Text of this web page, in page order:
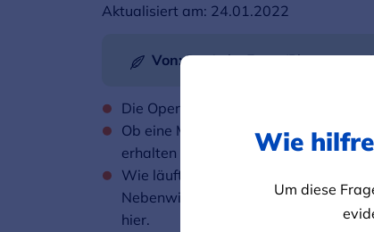
Aktualisiert am: 24.01.2022
Von:Dr. Anke Ernst
Die Operation ist für Patientinnen mit
Ob eine Mastektomie, also die
erhalten werden kann, hängt von
Wie läuft eine Brustkrebs-OP ab?
Nebenwirkungen oder Spätfolgen
hier.
Wie
Um diese